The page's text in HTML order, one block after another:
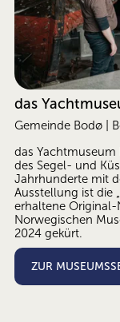
das
Gemeinde Bodø |
das Yachtmuseum
des Segel- und
Jahrhunderte mit
Ausstellung ist die
erhaltene Original-
Norwegischen
2024 gekürt.
ZUR